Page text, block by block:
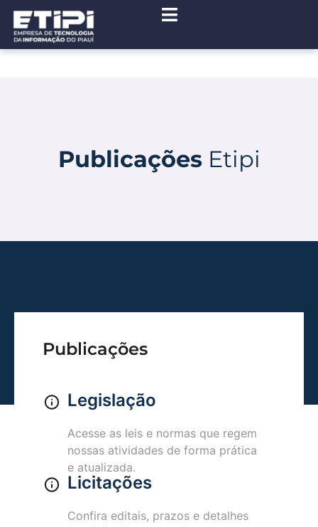
PublicaçõesEtipi
Publicações
Legislação
Acesse as leis e normas que regem
nossas atividades de forma prática
e atualizada.
Licitações
Confira editais, prazos e detalhes